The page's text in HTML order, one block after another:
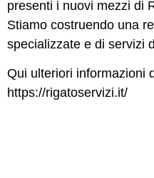
presenti i nuovi mezzi di
Stiamo costruendo una
specializzate e di servizi
Qui ulteriori informazioni
https://rigatoservizi.it/